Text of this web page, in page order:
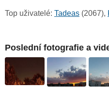
Top uživatelé: Tadeas (2067),
Poslední fotografie a